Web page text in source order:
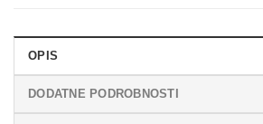
OPIS
DODATNE PODROBNOSTI